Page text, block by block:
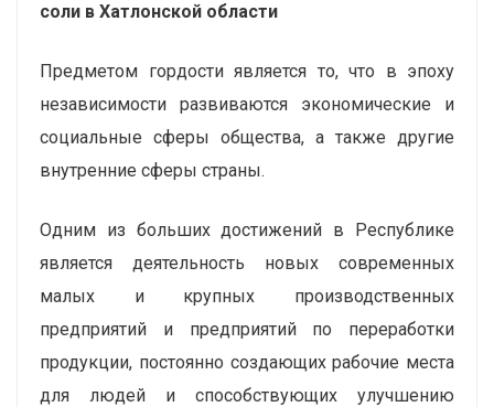
соли в Хатлонской области
Предметом гордости является то, что в эпоху
независимости развиваются экономические и
социальные сферы общества, а также другие
внутренние сферы страны.
Одним из больших достижений в Республике
является деятельность новых современных
малых и крупных производственных
предприятий и предприятий по переработки
продукции, постоянно создающих рабочие места
для людей и способствующих улучшению